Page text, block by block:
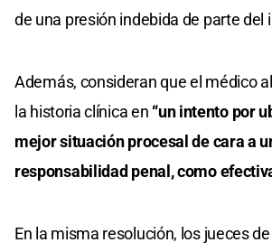
de una presión indebida de parte del
Además, consideran que el médico
la historia clínica en “un intento por
mejor situación procesal de cara a
responsabilidad penal, como
En la misma resolución, los jueces